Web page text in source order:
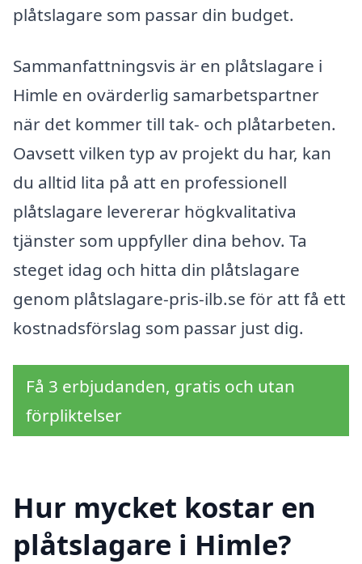
plåtslagare som passar din budget.
Sammanfattningsvis är en plåtslagare i
Himle en ovärderlig samarbetspartner
när det kommer till tak- och plåtarbeten.
Oavsett vilken typ av projekt du har, kan
du alltid lita på att en professionell
plåtslagare levererar högkvalitativa
tjänster som uppfyller dina behov. Ta
steget idag och hitta din plåtslagare
genom plåtslagare-pris-ilb.se för att få ett
kostnadsförslag som passar just dig.
Få 3 erbjudanden, gratis och utan
förpliktelser
Hur mycket kostar en
plåtslagare i Himle?